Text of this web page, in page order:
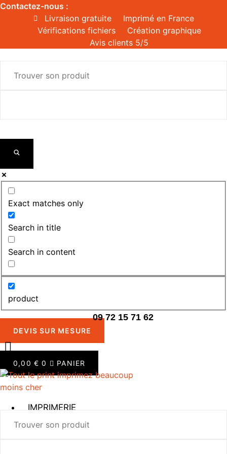
Aller
Contactez-nous :
Livraison gratuite
Imprimé en France
Vérifications fichiers
Création graphique
Avis clients 5/5
Exact matches only
Search in title
Search in content
product
09 72 15 71 62
DEVIS SUR MESURE
0,00 € 0 PANIER
IMPRIMERIE
ROLLUP /